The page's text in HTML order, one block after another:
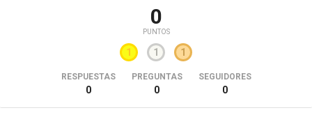
0
PUNTOS
1 1 1
RESPUESTAS
0
PREGUNTAS
0
SEGUIDORES
0